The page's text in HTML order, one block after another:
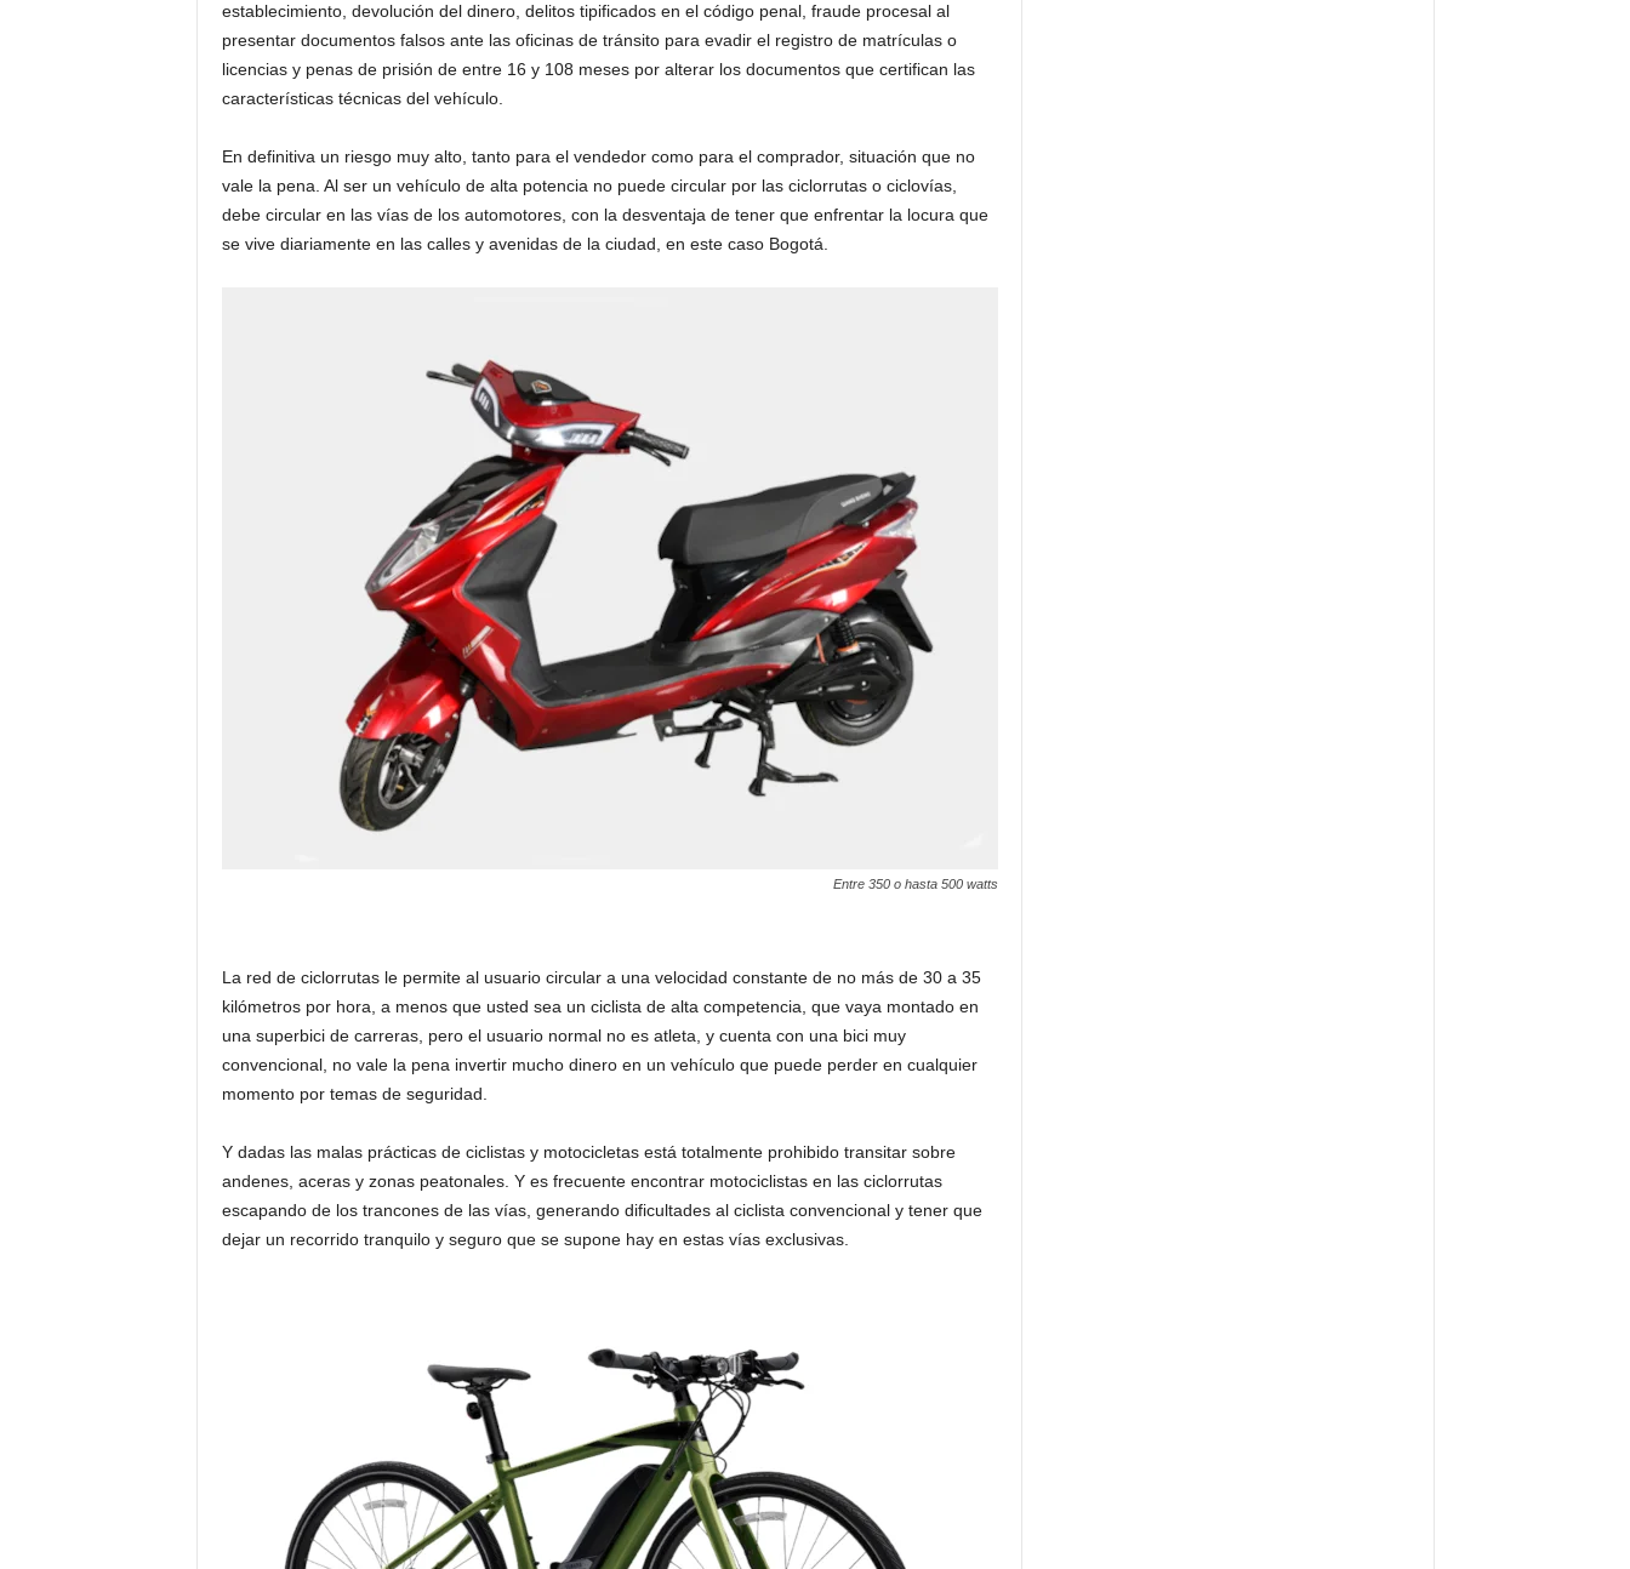
establecimiento, devolución del dinero, delitos tipificados en el código penal, fraude procesal al
presentar documentos falsos ante las oficinas de tránsito para evadir el registro de matrículas o
licencias y penas de prisión de entre 16 y 108 meses por alterar los documentos que certifican las
características técnicas del vehículo.
En definitiva un riesgo muy alto, tanto para el vendedor como para el comprador, situación que no
vale la pena. Al ser un vehículo de alta potencia no puede circular por las ciclorrutas o ciclovías,
debe circular en las vías de los automotores, con la desventaja de tener que enfrentar la locura que
se vive diariamente en las calles y avenidas de la ciudad, en este caso Bogotá.
Entre 350 o hasta 500 watts
La red de ciclorrutas le permite al usuario circular a una velocidad constante de no más de 30 a 35
kilómetros por hora, a menos que usted sea un ciclista de alta competencia, que vaya montado en
una superbici de carreras, pero el usuario normal no es atleta, y cuenta con una bici muy
convencional, no vale la pena invertir mucho dinero en un vehículo que puede perder en cualquier
momento por temas de seguridad.
Y dadas las malas prácticas de ciclistas y motocicletas está totalmente prohibido transitar sobre
andenes, aceras y zonas peatonales. Y es frecuente encontrar motociclistas en las ciclorrutas
escapando de los trancones de las vías, generando dificultades al ciclista convencional y tener que
dejar un recorrido tranquilo y seguro que se supone hay en estas vías exclusivas.